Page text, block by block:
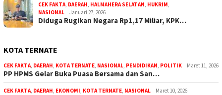
CEK FAKTA DAERAH HALMAHERA SELATAN HUKRIM
NASIONAL
Januari 27, 2026
Diduga Rugikan Negara Rp1,17 Miliar, KPK…
KOTA TERNATE
CEK FAKTA DAERAH KOTA TERNATE NASIONAL PENDIDIKAN POLITIK Maret 11, 2026
PP HPMS Gelar Buka Puasa Bersama dan San…
CEK FAKTA DAERAH EKONOMI KOTA TERNATE NASIONAL Maret 10, 2026